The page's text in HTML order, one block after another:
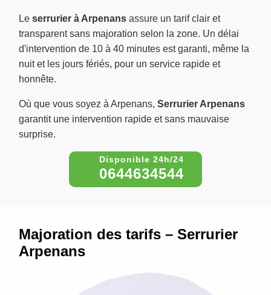
Le serrurier à Arpenans assure un tarif clair et
transparent sans majoration selon la zone. Un délai
d'intervention de 10 à 40 minutes est garanti, même la
nuit et les jours fériés, pour un service rapide et
honnête.
Où que vous soyez à Arpenans, Serrurier Arpenans
garantit une intervention rapide et sans mauvaise
surprise.
0644634544
Majoration des tarifs – Serrurier
Arpenans